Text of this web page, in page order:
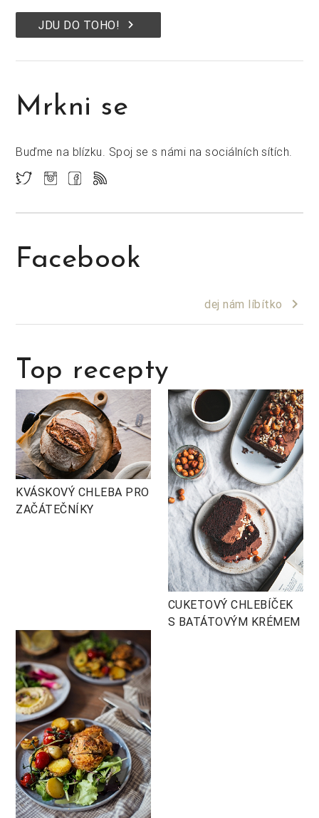
keyboard_arrow_right
JDU DO TOHO!
Mrkni se
Buďme na blízku. Spoj se s námi na sociálních sítích.
Facebook
dej nám líbítko keyboard_arrow_right
Top recepty
KVÁSKOVÝ CHLEBA PRO
ZAČÁTEČNÍKY
CUKETOVÝ CHLEBÍČEK
S BATÁTOVÝM KRÉMEM